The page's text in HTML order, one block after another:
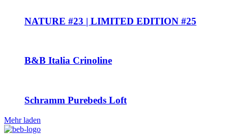
NATURE #23 | LIMITED EDITION #25
B&B Italia Crinoline
Schramm Purebeds Loft
Mehr laden